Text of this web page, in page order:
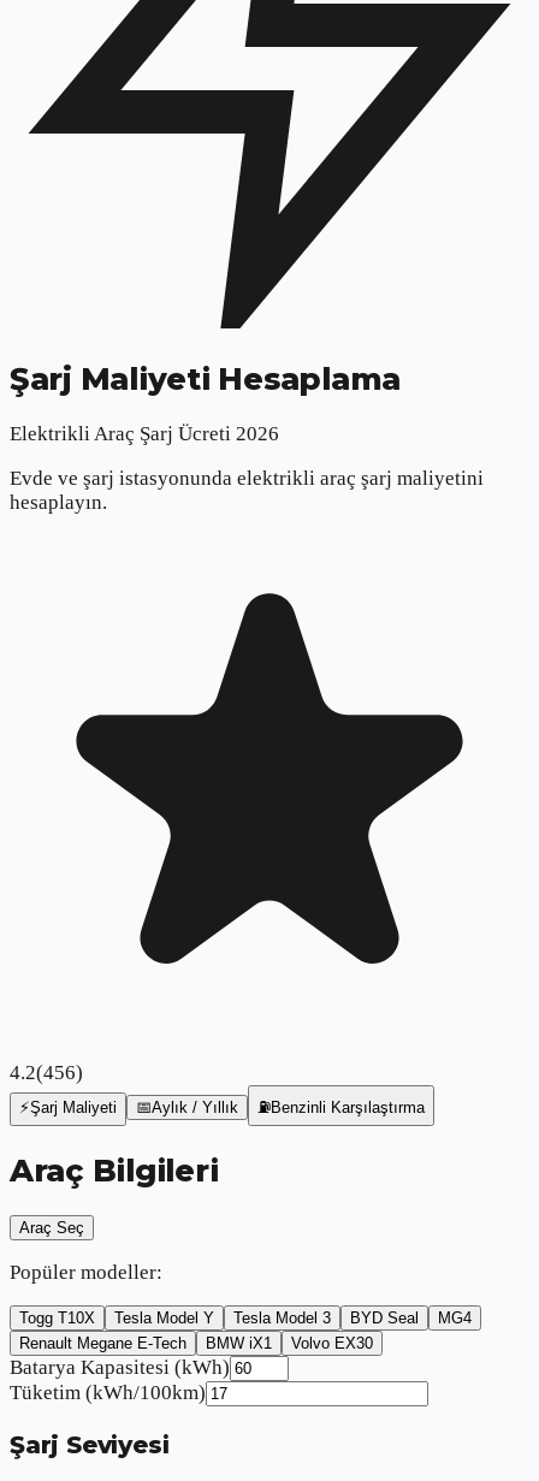
Şarj Maliyeti Hesaplama
Elektrikli Araç Şarj Ücreti 2026
Evde ve şarj istasyonunda elektrikli araç şarj maliyetini
hesaplayın.
4.2(456)
⚡Şarj Maliyeti 📅Aylık / Yıllık ⛽Benzinli Karşılaştırma
Araç Bilgileri
Araç Seç
Popüler modeller:
Togg T10X Tesla Model Y Tesla Model 3 BYD Seal
MG4
Renault Megane E-Tech
BMW iX1 Volvo EX30
Batarya Kapasitesi (kWh)
Tüketim (kWh/100km)
Şarj Seviyesi